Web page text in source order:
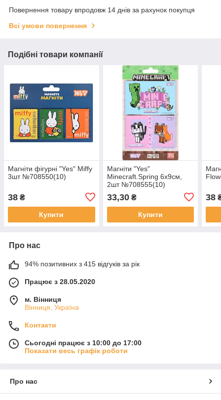
Повернення товару впродовж 14 днів за рахунок покупця
Всі умови повернення
Подібні товари компанії
Магніти фігурні "Yes" Miffy
3шт №708550(10)
38 ₴
Купити
Магніти "Yes"
Minecraft.Spring 6х9см,
2шт №708555(10)
33,30₴
Купити
38
Про нас
94% позитивних з 415 відгуків за рік
Працює з 28.05.2020
м. Вінниця
Вінниця, Україна
Контакти
Сьогодні працює з 10:00 до 17:00
Показати весь графік роботи
Про нас